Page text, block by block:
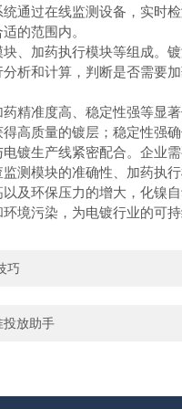
通过在线监测设备，实时
的范围内。
加药执行模块等组成。镀
析和计算，判断是否需要
准度高、稳定性强等显
高质量的镀层；稳定性强
生产线紧密配合。企业
测模块的准确性、加药执
环保压力的增大，化镍自
境污染，为电镀行业的可持
巧
投放助手